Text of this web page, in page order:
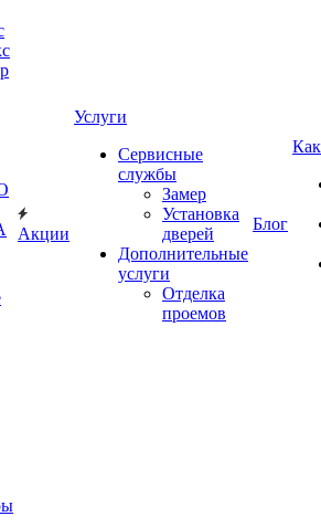
Акции
Услуги
Сервисные
службы
Замер
Установка
дверей
Дополнительные
услуги
Отделка
проемов
Блог